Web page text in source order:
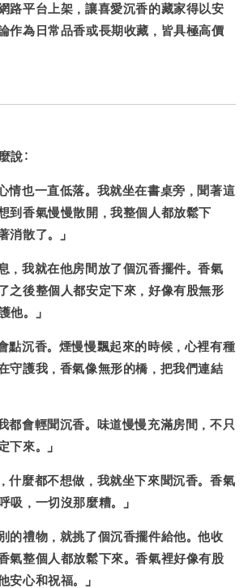
路平台上架，讓喜愛沉香的藏家得以安
作為日常品香或長期收藏，皆具極高價
說:
情也一直低落。我就坐在書桌旁，聞著這
到 香氣慢慢散開 ，我整個人都放鬆下
消散了。」
，我就在他房間放了個沉香擺件。香氣
之後整個人都安定下來，好像有股無形
他。」
點沉香。煙慢慢飄起來的時候，心裡有種
守護我 ，香氣像無形的橋，把我們連結
都會輕聞沉香。味道慢慢充滿房間， 不只
下來。
」
什麼都不想做，我就坐下來聞沉香。香氣
吸 ，一切沒那麼糟。」
的禮物，就挑了個沉香擺件給他。他收
氣整個人都放鬆下來。香氣裡好像有股
安心和祝福。」